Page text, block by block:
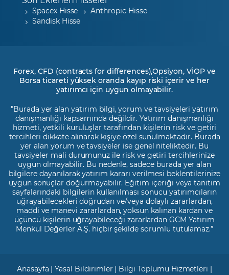
Spacex Hisse
Anthropic Hisse
Sandisk Hisse
Forex, CFD (contracts for differences),Opsiyon, VİOP ve
Borsa ticareti yüksek oranda kayıp riski içerir ve her
yatırımcı için uygun olmayabilir.
"Burada yer alan yatırım bilgi, yorum ve tavsiyeleri yatırım
danışmanlığı kapsamında değildir. Yatırım danışmanlığı
hizmeti, yetkili kuruluşlar tarafından kişilerin risk ve getiri
tercihleri dikkate alınarak kişiye özel sunulmaktadır. Burada
yer alan yorum ve tavsiyeler ise genel niteliktedir. Bu
tavsiyeler mali durumunuz ile risk ve getiri tercihlerinize
uygun olmayabilir. Bu nedenle, sadece burada yer alan
bilgilere dayanılarak yatırım kararı verilmesi beklentilerinize
uygun sonuçlar doğurmayabilir. Eğitim içeriği veya tanıtım
sayfalarındaki bilgilerin kullanılması sonucu yatırımcıların
uğrayabilecekleri doğrudan ve/veya dolaylı zararlardan,
maddi ve manevi zararlardan, yoksun kalınan kardan ve
üçüncü kişilerin uğrayabileceği zararlardan GCM Yatırım
Menkul Değerler A.Ş. hiçbir şekilde sorumlu tutulamaz.”
Anasayfa |Yasal Bildirimler | Bilgi Toplumu Hizmetleri |